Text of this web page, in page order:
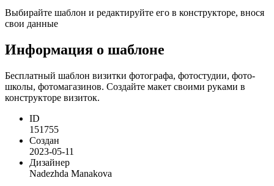
Выбирайте шаблон и редактируйте его в конструкторе, внося
свои данные
Информация о шаблоне
Бесплатный шаблон визитки фотографа, фотостудии, фото-
школы, фотомагазинов. Создайте макет своими руками в
конструкторе визиток.
ID
151755
Создан
2023-05-11
Дизайнер
Nadezhda Manakova